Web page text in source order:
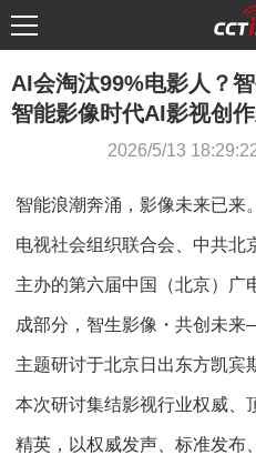
AI会淘汰99%电影人？
智能影像时代AI影视创
2026/5/13
智能浪潮奔涌，影像未来已来
电视社会组织联合会、中共北
主办的第六届中国（北京）广
成部分，智生影像・共创未
主题研讨于北京日出东方凯宾
本次研讨集结影视行业权威、
精英，以权威发声、标准发布